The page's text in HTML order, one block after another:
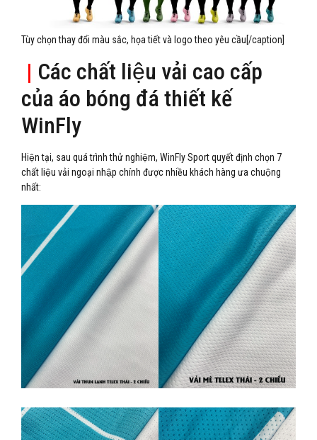
Tùy chọn thay đổi màu sắc, họa tiết và logo theo yêu cầu[/caption]
| Các chất liệu vải cao cấp
của áo bóng đá thiết kế
WinFly
Hiện tại, sau quá trình thử nghiệm, WinFly Sport quyết định chọn 7
chất liệu vải ngoại nhập chính được nhiều khách hàng ưa chuộng
nhất: